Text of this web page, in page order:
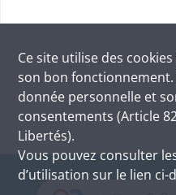
Ce site utilise des cookies
son bon
donnée personnelle et
consentements (Article
Libertés).
Vous pouvez consulter
d’utilisation sur le lien ci-